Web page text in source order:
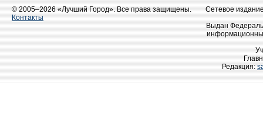
© 2005–2026 «Лучший Город». Все права защищены.
Контакты
Сетевое
Выдан
Редакция: